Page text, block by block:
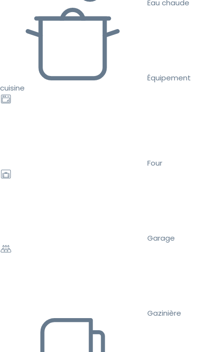
Eau chaude
Équipement
cuisine
Four
Garage
Gazinière